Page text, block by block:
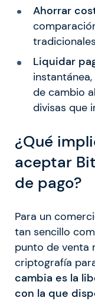
Ahorrar
Liquidar
de cambio
divisas que
¿Qué
aceptar
de pago?
Para un
tan sencillo
punto de venta
criptografía
cambia es la
con la que